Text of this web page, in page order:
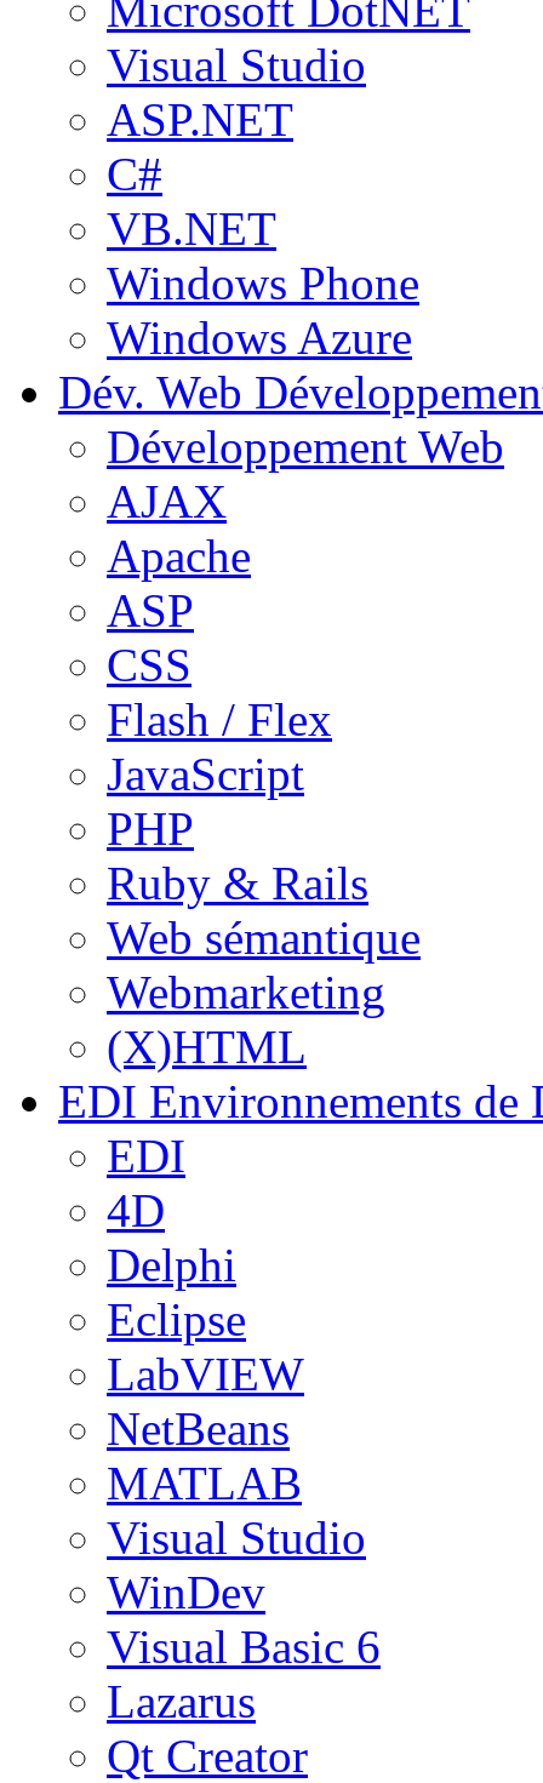
Visual Studio
ASP.NET
C#
VB.NET
Windows Phone
Windows Azure
Dév. Web
Développement Web
AJAX
Apache
ASP
CSS
Flash / Flex
JavaScript
PHP
Ruby & Rails
Web sémantique
Webmarketing
(X)HTML
EDI Environnements de
EDI
4D
Delphi
Eclipse
LabVIEW
NetBeans
MATLAB
Visual Studio
WinDev
Visual Basic 6
Lazarus
Qt Creator